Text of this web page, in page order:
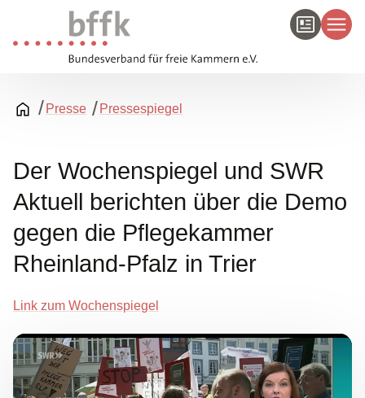
Presse Pressespiegel
Der Wochenspiegel und SWR
Aktuell berichten über die Demo
gegen die Pflegekammer
Rheinland-Pfalz in Trier
Link zum Wochenspiegel